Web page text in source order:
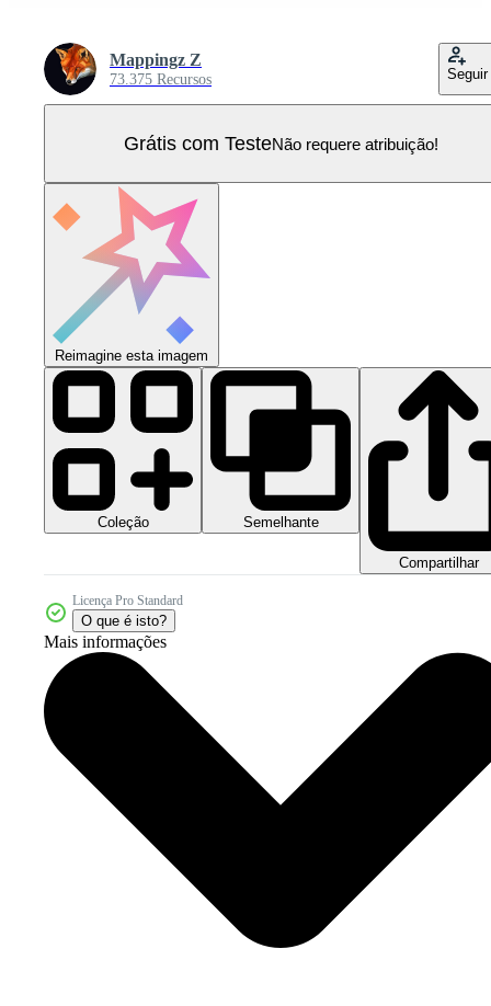
Mappingz Z
73.375 Recursos Seguir
Grátis com TesteNão requere atribuição!
Reimagine esta imagem
Coleção Semelhante
Compartilhar
Licença Pro Standard
O que é isto?
Mais informações